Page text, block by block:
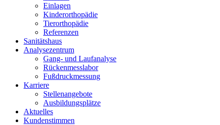
Einlagen
Kinderorthopädie
Tierorthopädie
Referenzen
Sanitätshaus
Analysezentrum
Gang- und Laufanalyse
Rückenmesslabor
Fußdruckmessung
Karriere
Stellenangebote
Ausbildungsplätze
Aktuelles
Kundenstimmen